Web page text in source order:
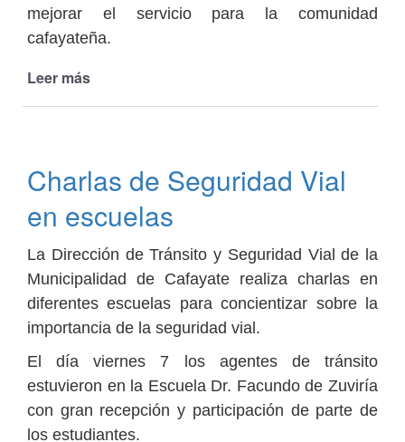
mejorar el servicio para la comunidad
cafayateña.
Leer más
Dirección
de
Tránsito
la
Municipalidad
de
Cafayate
Charlas de Seguridad Vial
en escuelas
La Dirección de Tránsito y Seguridad Vial de la
Municipalidad de Cafayate realiza charlas en
diferentes escuelas para concientizar sobre la
importancia de la seguridad vial.
El día viernes 7 los agentes de tránsito
estuvieron en la Escuela Dr. Facundo de Zuviría
con gran recepción y participación de parte de
los estudiantes.